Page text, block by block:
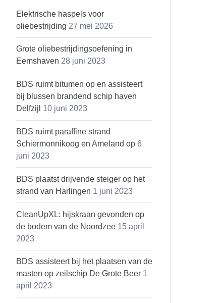
Elektrische haspels voor
oliebestrijding 27 mei 2026
Grote oliebestrijdingsoefening in
Eemshaven 28 juni 2023
BDS ruimt bitumen op en assisteert
bij blussen brandend schip haven
Delfzijl 10 juni 2023
BDS ruimt paraffine strand
Schiermonnikoog en Ameland op 6
juni 2023
BDS plaatst drijvende steiger op het
strand van Harlingen 1 juni 2023
CleanUpXL: hijskraan gevonden op
de bodem van de Noordzee 15 april
2023
BDS assisteert bij het plaatsen van de
masten op zeilschip De Grote Beer 1
april 2023